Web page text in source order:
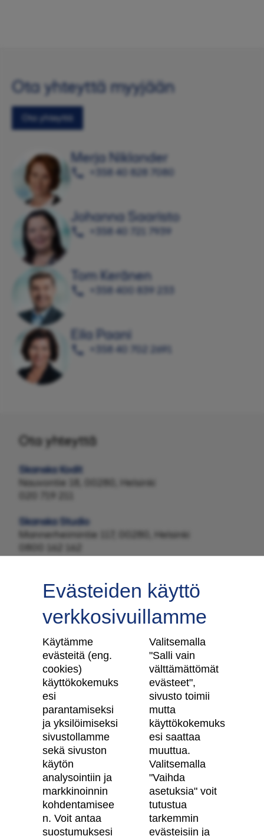
Ota yhteyttä myyjään
Ota yhteyttä
Merja Niklander
+358 40 828 7080
Johanna Saaristo
+358 40 721 7939
Tom Keränen
+358 400 839 233
Eila Paani
+358 40 702 2691
Ota yhteyttä
Skanska Kodit
Nauvontie 18, 00280, Helsinki
Skanska Studio
Mannerheimintie 117, 00280, Helsinki
0800 162 162
Tilaa uutiskirje
Skanska Kodit
Artikkelit
Digitaalinen asuntokauppa
Asiakkaiden kokemuksia meistä
Vastuullisuus
Tietosuojaseloste
Evästeiden käyttö
verkkosivuillamme
Käytämme
evästeitä (eng.
cookies)
käyttökokemuks
esi
parantamiseksi
ja yksilöimiseksi
sivustollamme
sekä sivuston
käytön
analysointiin ja
markkinoinnin
kohdentamisee
n. Voit antaa
suostumuksesi
Valitsemalla
"Salli vain
välttämättömät
evästeet",
sivusto toimii
mutta
käyttökokemuks
esi saattaa
muuttua.
Valitsemalla
"Vaihda
asetuksia" voit
tutustua
tarkemmin
evästeisiin ja